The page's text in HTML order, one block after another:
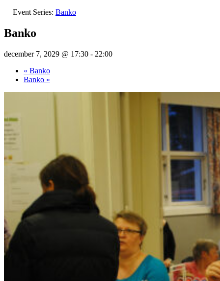
Event Series: Banko
Banko
december 7, 2029 @ 17:30 - 22:00
« Banko
Banko »